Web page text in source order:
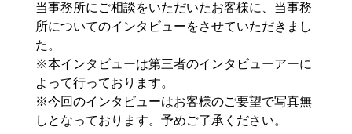
当事務所にご相談をいただいたお客様に、当事務
所についてのインタビューをさせていただきまし
た。
※本インタビューは第三者のインタビューアーに
よって行っております。
※今回のインタビューはお客様のご要望で写真無
しとなっております。予めご了承ください。